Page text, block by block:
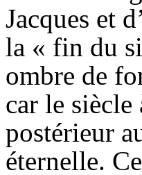
Jacques et
la « fin du
ombre de
car le
postérieur
éternelle.